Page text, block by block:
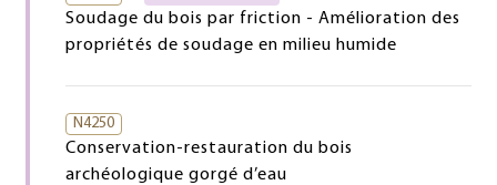
Soudage du bois par friction - Amélioration des
propriétés de soudage en milieu humide
N4250
Conservation-restauration du bois
archéologique gorgé d’eau